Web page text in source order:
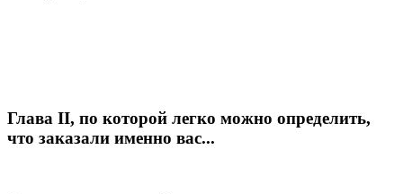
Глава II, по которой легко можно определить,
что заказали именно вас...